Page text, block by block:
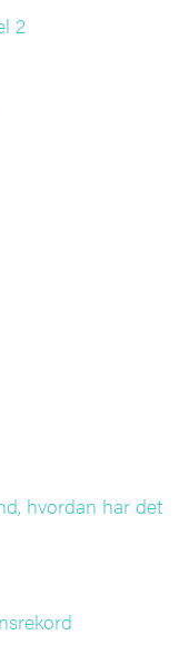
2
hvordan har det